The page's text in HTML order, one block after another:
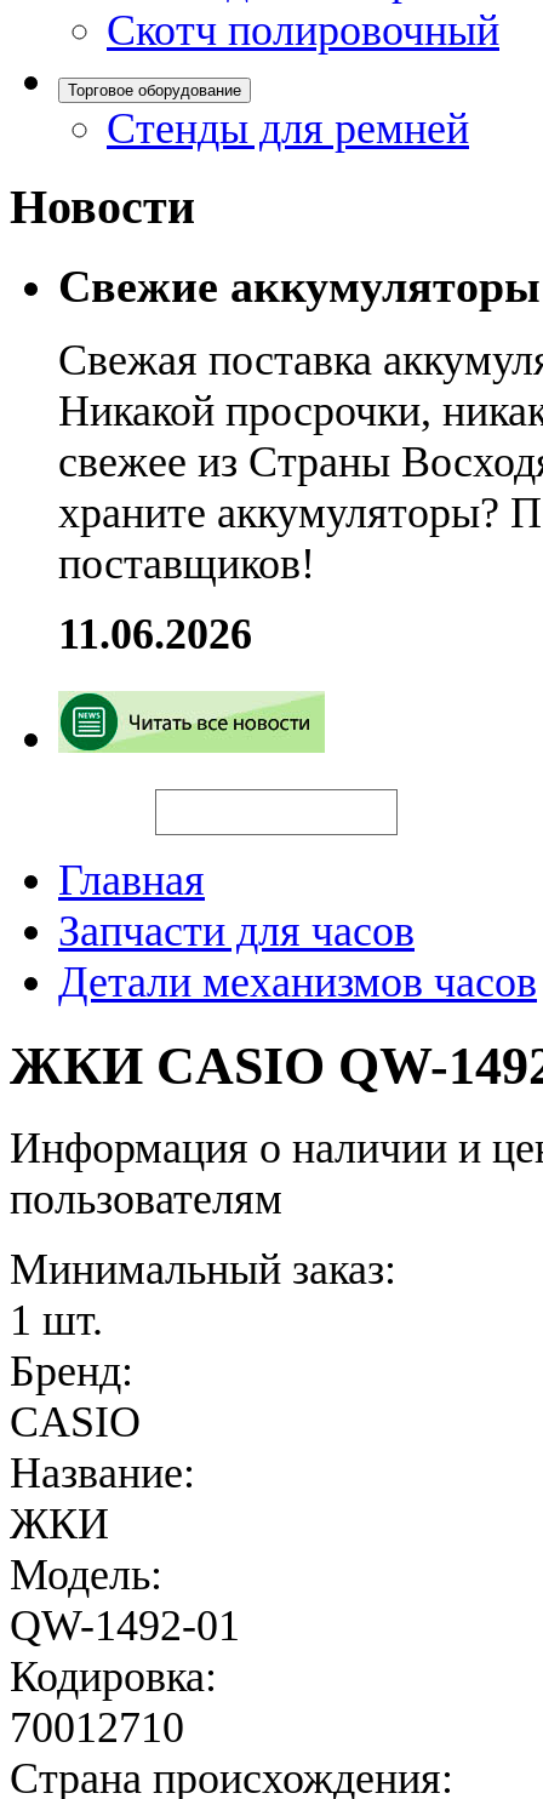
Скотч полировочный
Торговое оборудование
Стенды для ремней
Новости
Свежие
Свежая поставка
Никакой просрочки,
свежее из Страны
храните аккумуляторы?
поставщиков!
11.06.2026
Главная
Запчасти для часов
Детали механизмов часов
ЖКИ CASIO QW-
Информация о наличии и
пользователям
Минимальный заказ:
1 шт.
Бренд:
CASIO
Название:
ЖКИ
Модель:
QW-1492-01
Кодировка:
70012710
Страна происхождения: